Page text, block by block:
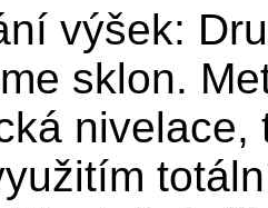
výšek:
sklon.